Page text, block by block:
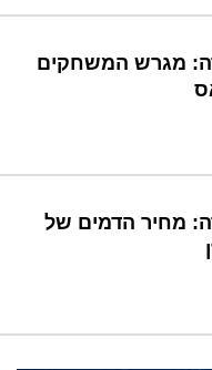
מגרש המשחקים
מחיר הדמים של